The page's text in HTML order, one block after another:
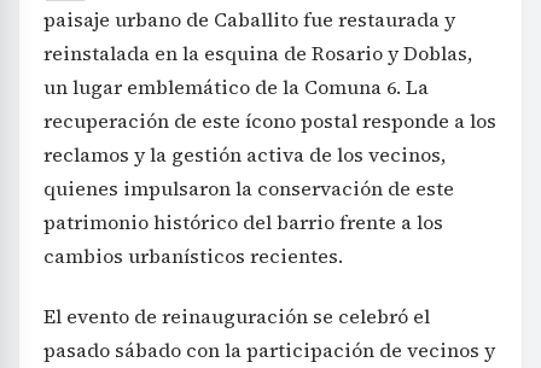
paisaje urbano de Caballito fue restaurada y
reinstalada en la esquina de Rosario y Doblas,
un lugar emblemático de la Comuna 6. La
recuperación de este ícono postal responde a los
reclamos y la gestión activa de los vecinos,
quienes impulsaron la conservación de este
patrimonio histórico del barrio frente a los
cambios urbanísticos recientes.
El evento de reinauguración se celebró el
pasado sábado con la participación de vecinos y